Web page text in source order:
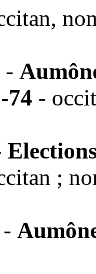
-
74 -
;